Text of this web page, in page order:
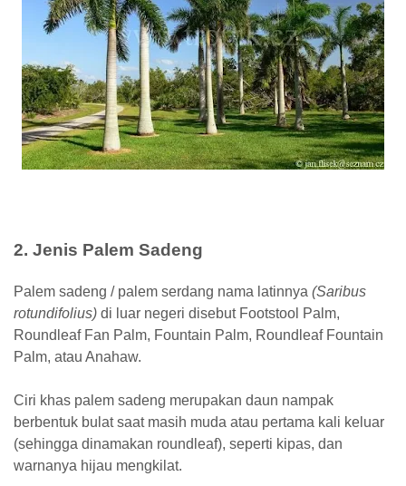
2. Jenis Palem Sadeng
Palem sadeng / palem serdang nama latinnya (Saribus
rotundifolius) di luar negeri disebut Footstool Palm,
Roundleaf Fan Palm, Fountain Palm, Roundleaf Fountain
Palm, atau Anahaw.
Ciri khas palem sadeng merupakan daun nampak
berbentuk bulat saat masih muda atau pertama kali keluar
(sehingga dinamakan roundleaf), seperti kipas, dan
warnanya hijau mengkilat.